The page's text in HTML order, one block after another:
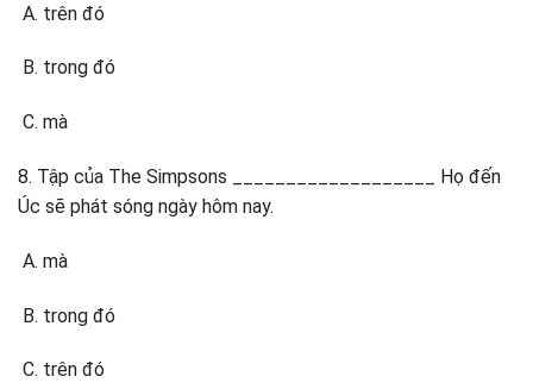
trên đó
trong đó
mà
8. Tập của The Simpsons ___________________ Họ đến
Úc sẽ phát sóng ngày hôm nay.
mà
trong đó
trên đó